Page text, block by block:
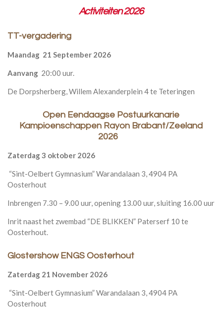
Activiteiten 2026
TT-vergadering
Maandag 21 September 2026
Aanvang 20:00 uur.
De Dorpsherberg, Willem Alexanderplein 4 te Teteringen
Open Eendaagse Postuurkanarie
Kampioenschappen Rayon Brabant/Zeeland
2026
Zaterdag 3 oktober 2026
“Sint-Oelbert Gymnasium” Warandalaan 3, 4904 PA
Oosterhout
Inbrengen 7.30 – 9.00 uur, opening 13.00 uur, sluiting 16.00 uur
Inrit naast het zwembad “DE BLIKKEN” Paterserf 10 te
Oosterhout.
Glostershow ENGS Oosterhout
Zaterdag 21 November 2026
“Sint-Oelbert Gymnasium” Warandalaan 3, 4904 PA
Oosterhout